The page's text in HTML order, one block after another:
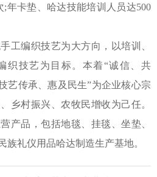
;年卡垫、哈达技能培训人员达500
工编织技艺为大方向，以培训、
织技艺为目标。本着“诚信、共
艺传承、惠及民生”为企业核心宗
乡村振兴、农牧民增收为己任。
产品，包括地毯、挂毯、坐垫、
族礼仪用品哈达制造生产基地。